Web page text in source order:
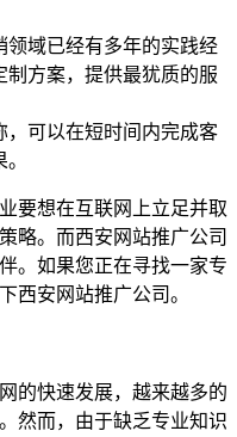
领域已经有多年的实践经
方案，提供最犹质的服
，可以在短时间内完成客
要想在互联网上立足并取
略。而西安网站推广公司
。如果您正在寻找一家专
西安网站推广公司。
的快速发展，越来越多的
然而，由于缺乏专业知识